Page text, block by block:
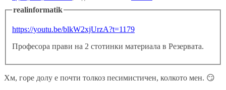
realinformatik
https://youtu.be/blkW2xjUrzA?t=1179
Професора прави на 2 стотинки материала в Резервата.
Хм, горе долу е почти толкоз песимистичен, колкото мен. 😏